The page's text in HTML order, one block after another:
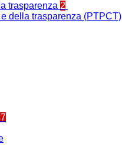
trasparenza 2
della trasparenza (PTPCT)